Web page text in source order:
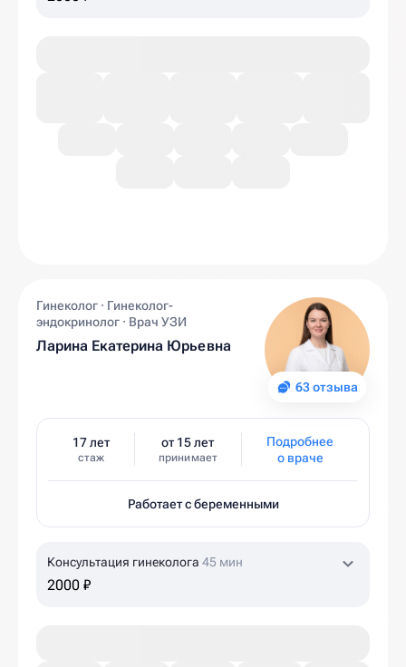
63 отзыва
Гинеколог · Гинеколог-
эндокринолог · Врач УЗИ
Ларина Екатерина Юрьевна
17 лет
стаж
от 15 лет
принимает
Подробнее
о враче
Работает с беременными
Консультация гинеколога 45 мин
2000 ₽